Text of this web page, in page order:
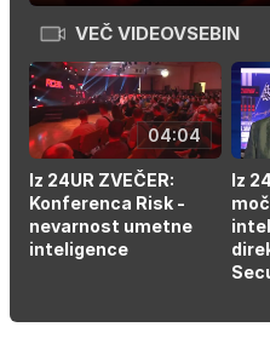
Time
VEČ VIDEOVSEBIN
04:04
Iz 24UR ZVEČER:
Konferenca Risk -
nevarnost umetne
inteligence
Iz